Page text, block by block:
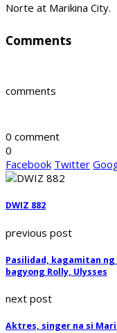
Norte at Marikina City.
Comments
comments
0 comment
0
Facebook Twitter
DWIZ 882
previous post
Pasilidad, kagamitan ng
bagyong Rolly, Ulysses
next post
Aktres, singer na si